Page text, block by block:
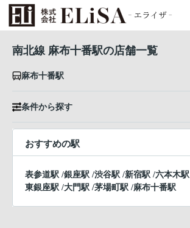
南北線 麻布十番駅の店舗一覧
麻布十番駅
条件から探す
おすすめの駅
表参道駅 /銀座駅 /渋谷駅 /新宿駅 /六本木駅
東銀座駅 /大門駅 /茅場町駅 /麻布十番駅